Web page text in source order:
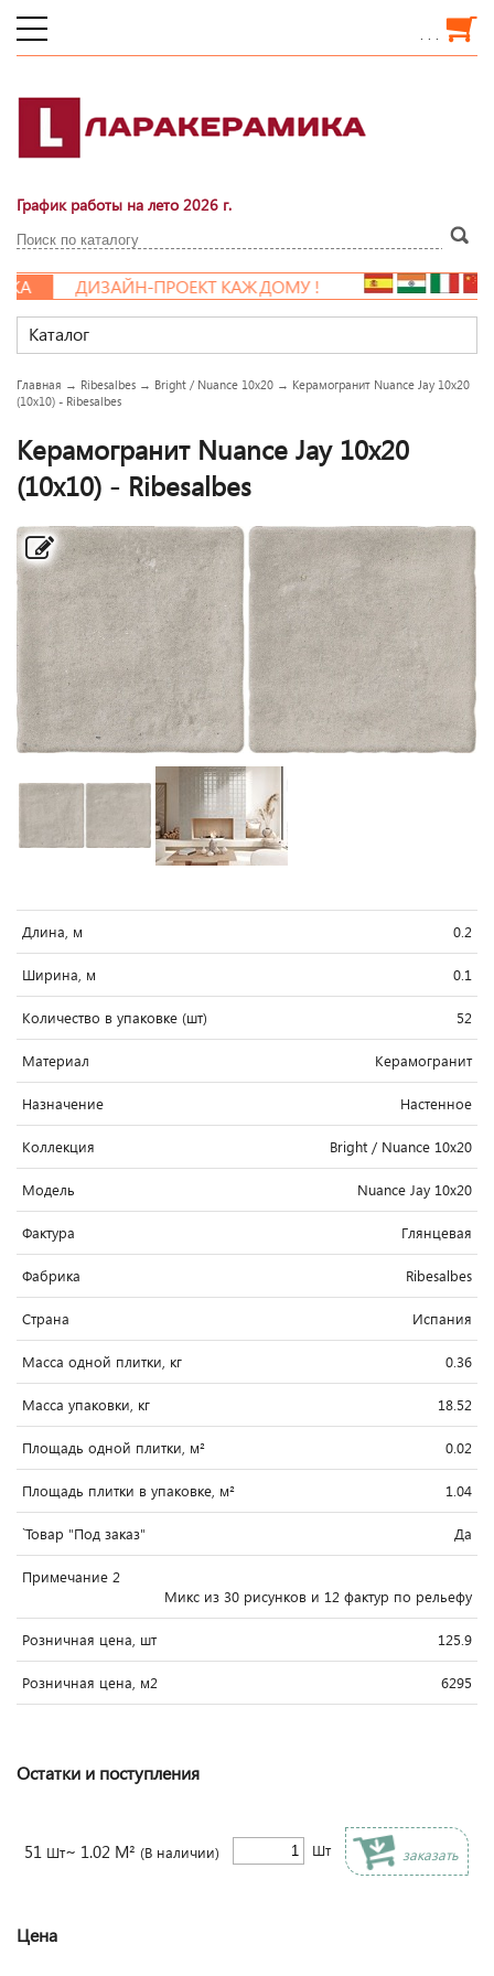
. . .
График работы на лето 2026 г.
ДИЗАЙН-ПРОЕКТ КАЖДОМУ !
Каталог
Главная → Ribesalbes → Bright / Nuance 10x20 → Керамогранит Nuance Jay 10x20
(10x10) - Ribesalbes
Керамогранит Nuance Jay 10x20
(10x10) - Ribesalbes
Длина, м 0.2
Ширина, м 0.1
Количество в упаковке (шт) 52
Материал Керамогранит
Назначение Настенное
Коллекция Bright / Nuance 10x20
Модель Nuance Jay 10x20
Фактура Глянцевая
Фабрика Ribesalbes
Страна Испания
Масса одной плитки, кг 0.36
Масса упаковки, кг 18.52
Площадь одной плитки, м² 0.02
Площадь плитки в упаковке, м² 1.04
`Товар "Под заказ" Да
Примечание 2
Микс из 30 рисунков и 12 фактур по рельефу
Розничная цена, шт 125.9
Розничная цена, м2 6295
Остатки и поступления
51 Шт~ 1.02 М² (В наличии) Шт заказать
Цена